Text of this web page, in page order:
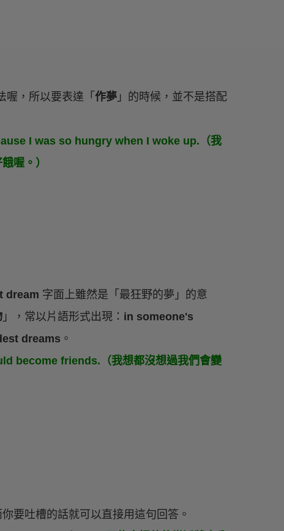
喔，所以要表達「 作夢 」的時候，並不是搭配
I was so hungry when I woke up.（我
喔。）
dream 字面上雖然是「最狂野的夢」的意
」，常以片語形式出現： in someone's
dreams 。
become friends.（我想都沒想過我們會變
要吐槽的話就可以直接用這句回答。